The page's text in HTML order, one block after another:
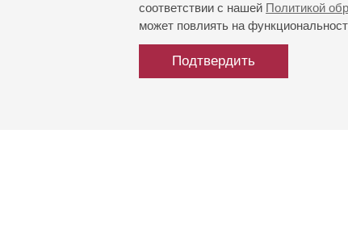
соответствии с нашей Политикой
может повлиять на
Подтвердить